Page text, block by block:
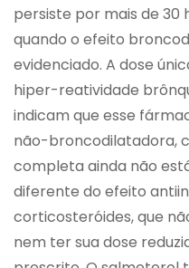
persiste por mais de 30
quando o efeito
evidenciado. A dose
hiper-reatividade
indicam que esse
não-broncodilatadora,
completa ainda não
diferente do efeito
corticosteróides, que
nem ter sua dose